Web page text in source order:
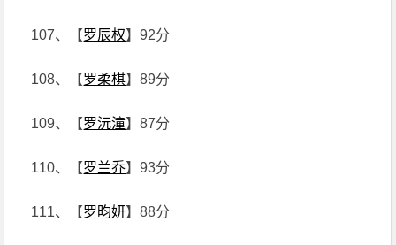
107、【罗辰权】92分
108、【罗柔棋】89分
109、【罗沅潼】87分
110、【罗兰乔】93分
111、【罗昀妍】88分